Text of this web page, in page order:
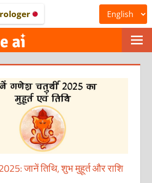
ONLINE
ASTROLOGICAL
JOURNAL
–
ASTROSAGE
MAGAZINE
जानें तिथि, शुभ मुहूर्त और राशि